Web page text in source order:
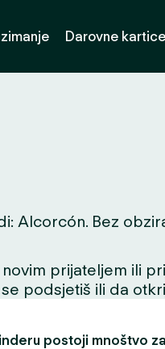
Darovne kartice
Alcorcón. Bez
prijateljem ili
podsjetiš ili da
postoji mnoštvo